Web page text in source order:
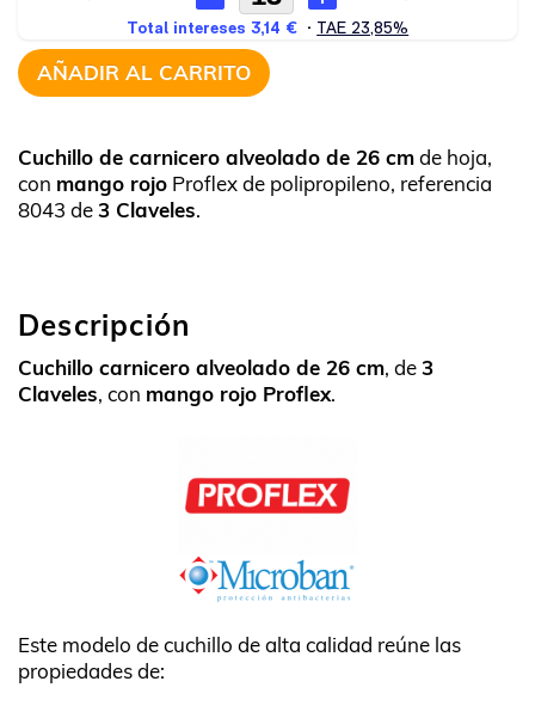
AÑADIR AL CARRITO
Cuchillo de carnicero alveolado de 26 cmde hoja,
con mango rojo Proflex de polipropileno, referencia
8043 de3 Claveles.
Descripción
Cuchillo carnicero alveolado de 26 cm, de3
Claveles, con mango rojo Proflex.
Este modelo de cuchillo de alta calidad reúne las
propiedades de: